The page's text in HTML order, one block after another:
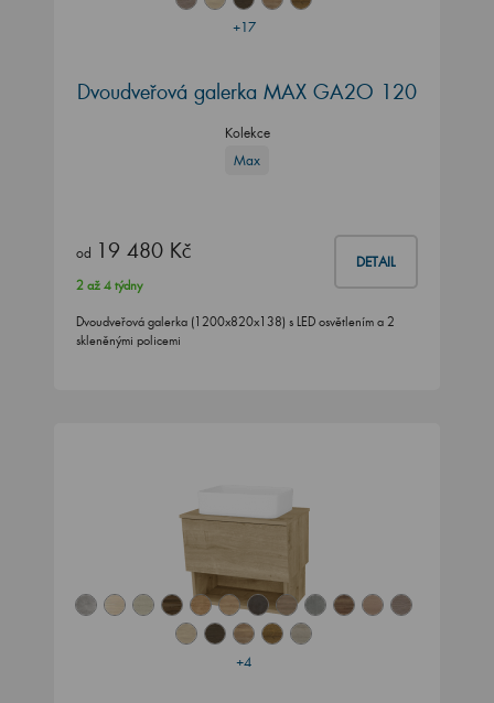
+17
Dvoudveřová galerka MAX GA2O 120
Kolekce
Max
od 19 480 Kč DETAIL
2 až 4 týdny
Dvoudveřová galerka (1200x820x138) s LED osvětlením a 2
skleněnými policemi
+4